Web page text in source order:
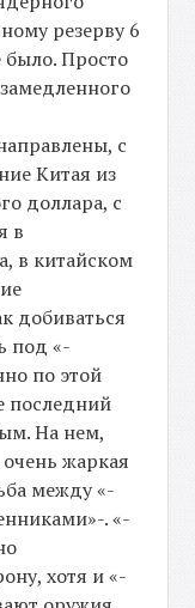
резерву 6
было. Просто
с
Китая из
доллара, с
в
в китайском
добиваться
под «-
по этой
последний
На нем,
жаркая
между «-
. «-
хотя и «-